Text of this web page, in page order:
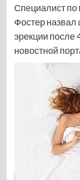
Специалист
Фостер назвал
эрекции после
новостной